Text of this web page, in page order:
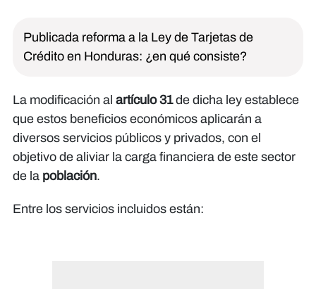
Publicada reforma a la Ley de Tarjetas de
Crédito en Honduras: ¿en qué consiste?
La modificación al artículo 31de dicha ley establece
que estos beneficios económicos aplicarán a
diversos servicios públicos y privados, con el
objetivo de aliviar la carga financiera de este sector
de la población.
Entre los servicios incluidos están: